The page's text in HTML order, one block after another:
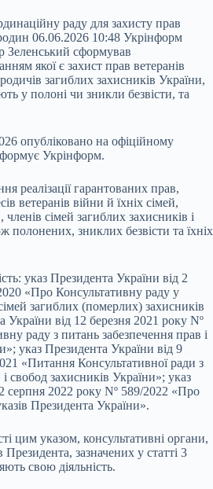
раду для захисту прав
родин 06.06.2026 10:48 Укрінформ
Зеленський сформував
якої є захист прав ветеранів
загиблих захисників України,
у полоні чи зникли безвісти, та
опубліковано на офіційному
Укрінформ.
реалізаціїгарантованих прав,
ветеранів війни й їхніх сімей,
сімей загиблих захисників і
полонених, зниклих безвісти та їхніх
указ Президента України від 2
«Про Консультативну раду у
загиблих (померлих) захисників
України від 12 березня 2021 року Nº
раду з питань забезпечення прав і
указ Президента України від 9
«Питання Консультативної ради з
свобод захисників України»; указ
серпня 2022 року Nº 589/2022 «Про
Президента України».
цим указом, консультативні органи,
Президента, зазначених у статті 3
свою діяльність.